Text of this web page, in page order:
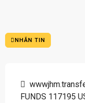
NHẮN TIN
FUNDS 117195